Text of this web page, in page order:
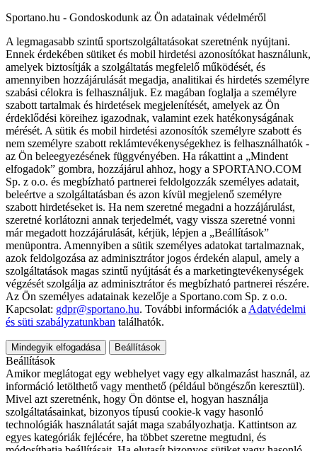
Sportano.hu - Gondoskodunk az Ön adatainak védelméről
A legmagasabb szintű sportszolgáltatásokat szeretnénk nyújtani.
Ennek érdekében sütiket és mobil hirdetési azonosítókat használunk,
amelyek biztosítják a szolgáltatás megfelelő működését, és
amennyiben hozzájárulását megadja, analitikai és hirdetés személyre
szabási célokra is felhasználjuk. Ez magában foglalja a személyre
szabott tartalmak és hirdetések megjelenítését, amelyek az Ön
érdeklődési köreihez igazodnak, valamint ezek hatékonyságának
mérését. A sütik és mobil hirdetési azonosítók személyre szabott és
nem személyre szabott reklámtevékenységekhez is felhasználhatók -
az Ön beleegyezésének függvényében. Ha rákattint a „Mindent
elfogadok” gombra, hozzájárul ahhoz, hogy a SPORTANO.COM
Sp. z o.o. és megbízható partnerei feldolgozzák személyes adatait,
beleértve a szolgáltatásban és azon kívül megjelenő személyre
szabott hirdetéseket is. Ha nem szeretné megadni a hozzájárulást,
szeretné korlátozni annak terjedelmét, vagy vissza szeretné vonni
már megadott hozzájárulását, kérjük, lépjen a „Beállítások”
menüpontra. Amennyiben a sütik személyes adatokat tartalmaznak,
azok feldolgozása az adminisztrátor jogos érdekén alapul, amely a
szolgáltatások magas szintű nyújtását és a marketingtevékenységek
végzését szolgálja az adminisztrátor és megbízható partnerei részére.
Az Ön személyes adatainak kezelője a Sportano.com Sp. z o.o.
Kapcsolat: gdpr@sportano.hu. További információk a Adatvédelmi
és süti szabályzatunkban találhatók.
Mindegyik elfogadása Beállítások
Beállítások
Amikor meglátogat egy webhelyet vagy egy alkalmazást használ, az
információ letölthető vagy menthető (például böngészőn keresztül).
Mivel azt szeretnénk, hogy Ön döntse el, hogyan használja
szolgáltatásainkat, bizonyos típusú cookie-k vagy hasonló
technológiák használatát saját maga szabályozhatja. Kattintson az
egyes kategóriák fejlécére, ha többet szeretne megtudni, és